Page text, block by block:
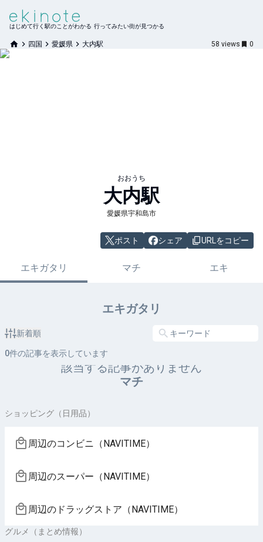
はじめて行く駅のことがわかる 行ってみたい街が見つかる
四国 愛媛県 大内駅 58 views 0
おおうち
大内駅
愛媛県宇和島市
ポスト シェア URLをコピー
エキガタリ マチ エキ
エキガタリ
新着順
0件の記事を表示しています
該当する記事がありません
マチ
ショッピング（日用品）
周辺のコンビニ（NAVITIME）
周辺のスーパー（NAVITIME）
周辺のドラッグストア（NAVITIME）
グルメ（まとめ情報）